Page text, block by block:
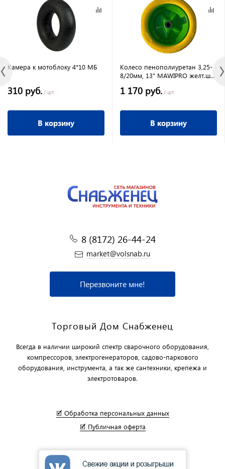
Камера к мотоблоку 4*10 МБ
310 руб. / шт
В корзину
Колесо пенополиуретан 3,25-
8/20мм, 13" MAWIPRO желт.ш/
1 170 руб. / шт
В корзину
8 (8172) 26-44-24
market@volsnab.ru
Перезвоните мне!
Торговый Дом Снабженец
Всегда в наличии широкий спектр сварочного оборудования,
компрессоров, электрогенераторов, садово-паркового
оборудования, инструмента, а так же сантехники, крепежа и
электротоваров.
🗹 Обработка персональных данных
🗹 Публичная оферта